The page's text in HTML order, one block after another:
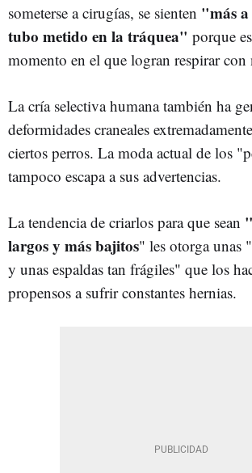
someterse a cirugías, se sienten "más
tubo metido en la tráquea" porque
momento en el que logran respirar
La cría selectiva humana también ha
deformidades craneales
ciertos perros. La moda actual de los
tampoco escapa a sus advertencias.
La tendencia de criarlos para que sean
largos y más bajitos" les otorga unas
y unas espaldas tan frágiles" que los
propensos a sufrir constantes hernias.